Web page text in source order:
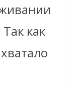
как